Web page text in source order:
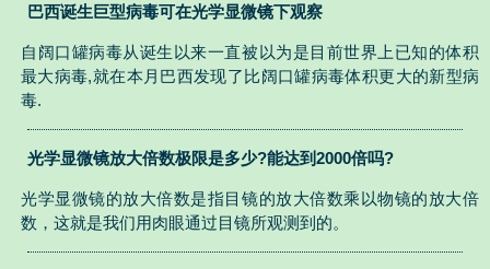
巴西诞生巨型病毒可在光学显微镜下观察
自阔口罐病毒从诞生以来一直被以为是目前世界上已知的体积
最大病毒,就在本月巴西发现了比阔口罐病毒体积更大的新型病
毒.
光学显微镜放大倍数极限是多少?能达到2000倍吗?
光学显微镜的放大倍数是指目镜的放大倍数乘以物镜的放大倍
数，这就是我们用肉眼通过目镜所观测到的。